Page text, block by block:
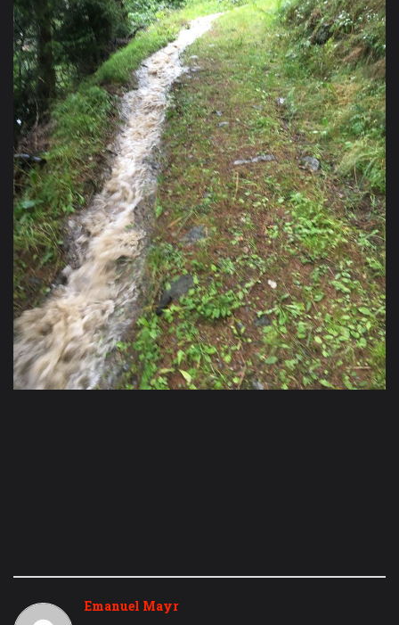
Emanuel Mayr